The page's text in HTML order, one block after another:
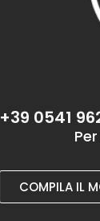
+39 0541
COMPILA IL